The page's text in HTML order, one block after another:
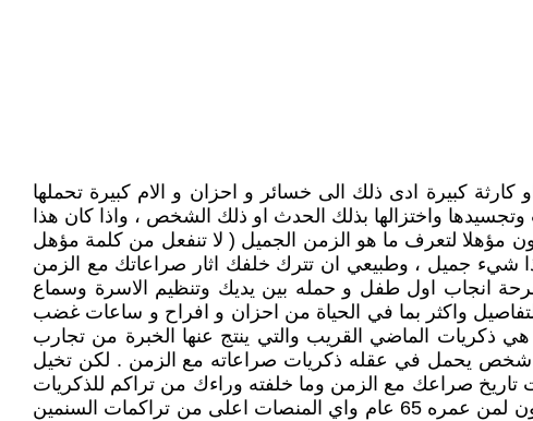
كبيرة ادى ذلك الى خسائر و احزان و الام كبيرة تحملها
واختزالها بذلك الحدث او ذلك الشخص ، واذا كان هذا
مؤهلا لتعرف ما هو الزمن الجميل ( لا تنفعل من كلمة مؤهل
شيء جميل ، وطبيعي ان تترك خلفك اثار صراعاتك مع الزمن
انجاب اول طفل و حمله بين يديك وتنظيم الاسرة وسماع
واكثر بما في الحياة من احزان و افراح و ساعات غضب
ذكريات الماضي القريب والتي ينتج عنها الخبرة من تجارب
شخص يحمل في عقله ذكريات صراعاته مع الزمن . لكن تخيل
الى متراكمات تاريخ صراعك مع الزمن وما خلفته وراءك من تراكم للذكريات
. كم تعتقد سيكون علو المنصة وكم سيكون طول خط الذكريات لمن عمره 20 عام وكم لمن عمره 30 عام و كم سيكون لمن عمره 65 عام واي المنصات اعلى من تراكمات السنمين